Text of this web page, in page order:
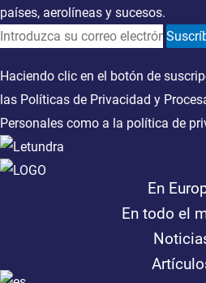
países, aerolíneas y sucesos.
Haciendo clic en el botón de
las Políticas de Privacidad y
Personales como a la política de
En
En todo el